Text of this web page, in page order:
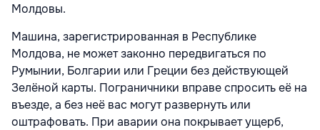
Молдовы.
Машина, зарегистрированная в Республике
Молдова, не может законно передвигаться по
Румынии, Болгарии или Греции без действующей
Зелёной карты. Пограничники вправе спросить её на
въезде, а без неё вас могут развернуть или
оштрафовать. При аварии она покрывает ущерб,